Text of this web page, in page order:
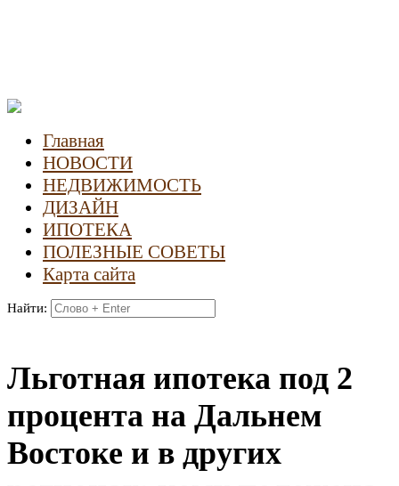
Главная
НОВОСТИ
НЕДВИЖИМОСТЬ
ДИЗАЙН
ИПОТЕКА
ПОЛЕЗНЫЕ СОВЕТЫ
Карта сайта
Найти:
Льготная ипотека под 2
процента на Дальнем
Востоке и в других